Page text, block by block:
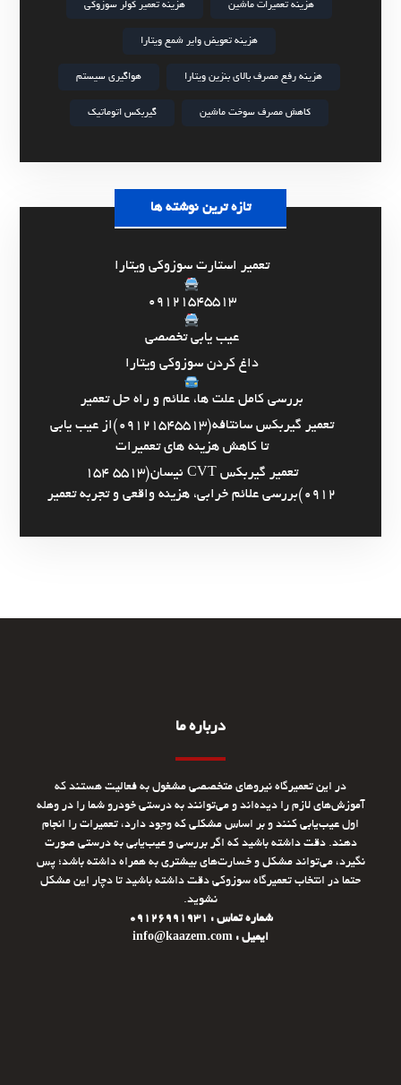
هزینه تعمیرات ماشین هزینه تعمیر کولر سوزوکی
هزینه تعویض وایر شمع ویتارا
هزینه رفع مصرف بالای بنزین ویتارا هواگیری سیستم
کاهش مصرف سوخت ماشین گیربکس اتوماتیک
تازه ترین نوشته ها
تعمیر استارت سوزوکی ویتارا
09121545513
عیب یابی تخصصی
داغ کردن سوزوکی ویتارا
بررسی کامل علت ها، علائم و راه حل تعمیر
تعمیر گیربکس سانتافه(09121545513)از عیب یابی
تا کاهش هزینه های تعمیرات
تعمیر گیربکس CVT نیسان(5513 154
0912)بررسی علائم خرابی، هزینه واقعی و تجربه تعمیر
درباره ما
در این تعمیرگاه نیروهای متخصصی مشغول به فعالیت هستند که
آموزش‌های لازم را دیده‌اند و می‌توانند به درستی خودرو شما را در وهله
اول عیب‌یابی کنند و بر اساس مشکلی که وجود دارد، تعمیرات را انجام
دهند. دقت داشته باشید که اگر بررسی و عیب‌یابی به درستی صورت
نگیرد، می‌تواند مشکل و خسارت‌های بیشتری به همراه داشته باشد؛ پس
حتما در انتخاب تعمیرگاه سوزوکی دقت داشته باشید تا دچار این مشکل
نشوید.
شماره تماس : 09126991931
ایمیل : info@kaazem.com